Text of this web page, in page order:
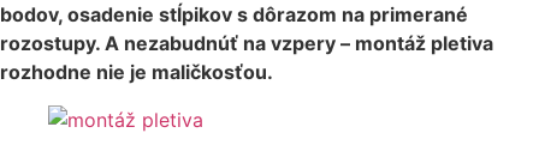
bodov, osadenie stĺpikov s dôrazom na primerané
rozostupy. A nezabudnúť na vzpery – montáž pletiva
rozhodne nie je maličkosťou.